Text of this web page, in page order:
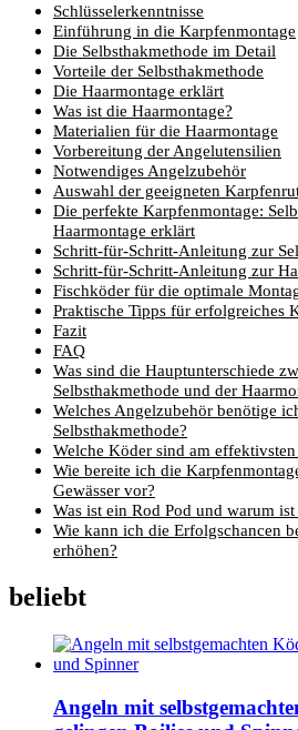
Schlüsselerkenntnisse
Einführung in die Karpfenmontage
Die Selbsthakmethode im Detail
Vorteile der Selbsthakmethode
Die Haarmontage erklärt
Was ist die Haarmontage?
Materialien für die Haarmontage
Vorbereitung der Angelutensilien
Notwendiges Angelzubehör
Auswahl der geeigneten
Die perfekte Karpfenmontage:
Haarmontage erklärt
Schritt-für-Schritt-Anleitung zur
Schritt-für-Schritt-Anleitung zur
Fischköder für die optimale
Praktische Tipps für erfolgreiches
Fazit
FAQ
Was sind die Hauptunterschiede
Selbsthakmethode und der
Welches Angelzubehör benötige
Selbsthakmethode?
Welche Köder sind am
Wie bereite ich die
Gewässer vor?
Was ist ein Rod Pod und warum
Wie kann ich die Erfolgschancen
erhöhen?
beliebt
Angeln mit